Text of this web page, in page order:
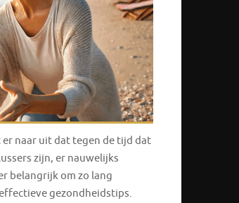
naar uit dat tegen de tijd dat
zijn, er nauwelijks
belangrijk om zo lang
gezondheidstips.